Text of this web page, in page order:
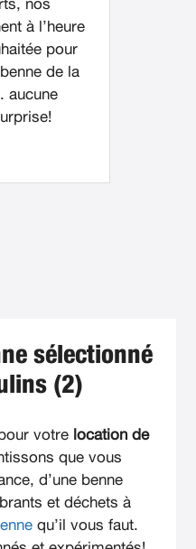
nos
à l’heure
pour
de la
aucune
sélectionné
(2)
votre location de
que vous
d’une benne
et déchets à
qu’il vous faut.